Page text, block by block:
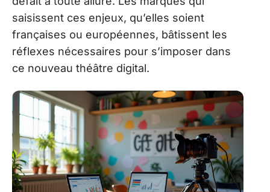
saisissent ces enjeux, qu’elles soient
françaises ou européennes, bâtissent les
réflexes nécessaires pour s’imposer dans
ce nouveau théâtre digital.